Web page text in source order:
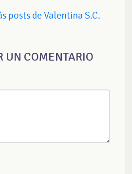
posts de Valentina S.C.
UN COMENTARIO